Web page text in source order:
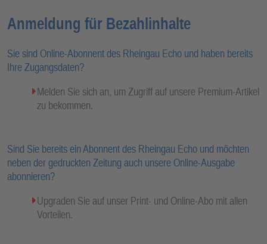
Anmeldung für Bezahlinhalte
Sie sind Online-Abonnent des Rheingau Echo und haben bereits
Ihre Zugangsdaten?
Melden Sie sich an, um Zugriff auf unsere Premium-Artikel
zu bekommen.
Sind Sie bereits ein Abonnent des Rheingau Echo und möchten
neben der gedruckten Zeitung auch unsere Online-Ausgabe
abonnieren?
Upgraden Sie auf unser Print- und Online-Abo mit allen
Vorteilen.